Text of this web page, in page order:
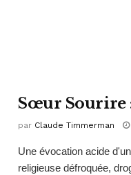
Sœur Sourire
par Claude Timmerman
Une évocation acide
religieuse défroquée,